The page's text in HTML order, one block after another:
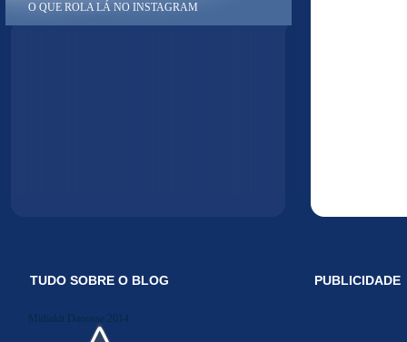
O QUE ROLA LÁ NO INSTAGRAM
TUDO SOBRE O BLOG
Midiakit Danosse 2014
PUBLICIDADE